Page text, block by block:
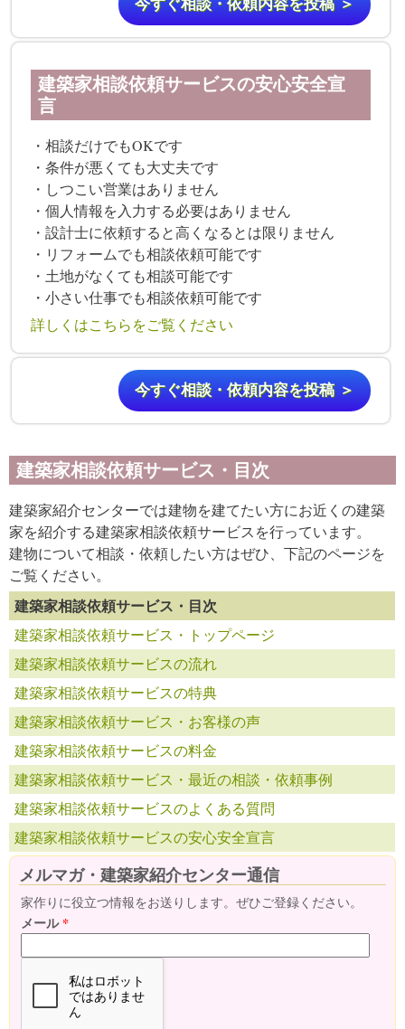
今すぐ相談・依頼内容を投稿 ＞
建築家相談依頼サービスの安心安全宣
言
・相談だけでもOKです
・条件が悪くても大丈夫です
・しつこい営業はありません
・個人情報を入力する必要はありません
・設計士に依頼すると高くなるとは限りません
・リフォームでも相談依頼可能です
・土地がなくても相談可能です
・小さい仕事でも相談依頼可能です
詳しくはこちらをご覧ください
今すぐ相談・依頼内容を投稿 ＞
建築家相談依頼サービス・目次
建築家紹介センターでは建物を建てたい方にお近くの建築
家を紹介する建築家相談依頼サービスを行っています。
建物について相談・依頼したい方はぜひ、下記のページを
ご覧ください。
建築家相談依頼サービス・目次
建築家相談依頼サービス・トップページ
建築家相談依頼サービスの流れ
建築家相談依頼サービスの特典
建築家相談依頼サービス・お客様の声
建築家相談依頼サービスの料金
建築家相談依頼サービス・最近の相談・依頼事例
建築家相談依頼サービスのよくある質問
建築家相談依頼サービスの安心安全宣言
メルマガ・建築家紹介センター通信
家作りに役立つ情報をお送りします。ぜひご登録ください。
メール*